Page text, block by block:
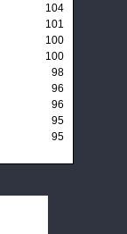
104
101
100
100
98
96
96
95
95